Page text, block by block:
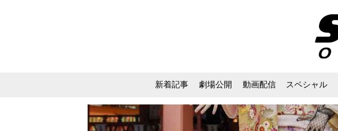
新着記事 劇場公開 動画配信 スペシャル